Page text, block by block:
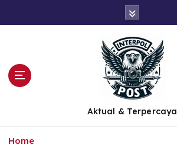
Aktual & Terpercaya
Home